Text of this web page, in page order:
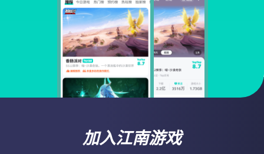
加入江南游戏